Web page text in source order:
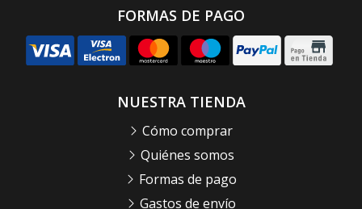
FORMAS DE PAGO
NUESTRA TIENDA
Cómo comprar
Quiénes somos
Formas de pago
Gastos de envío